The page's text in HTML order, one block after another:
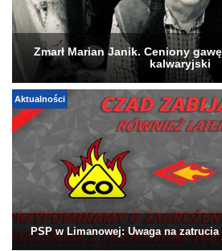
Zmarł Marian Janik. Ceniony
kalwaryjski
Aktualności
PSP w Limanowej: Uwaga na